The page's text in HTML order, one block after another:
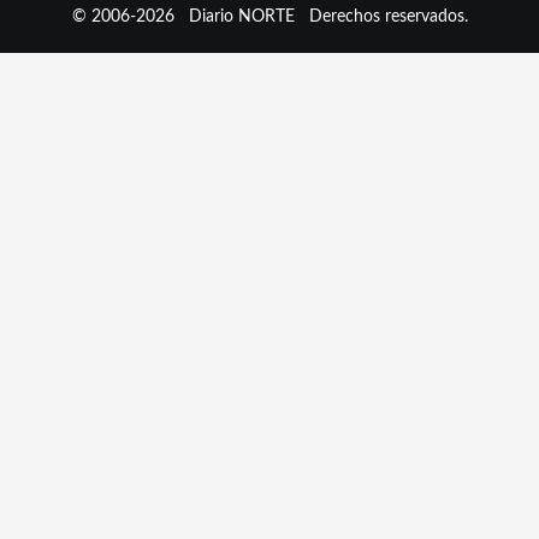
© 2006-2026 Diario NORTEDerechos reservados.